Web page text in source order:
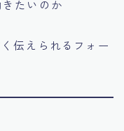
たいのか
伝えられるフォー